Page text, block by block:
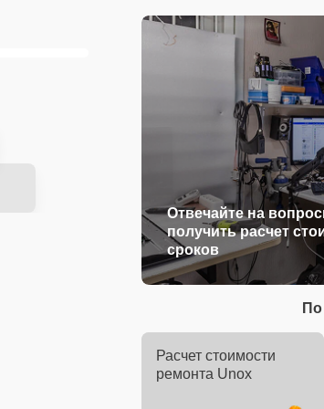
Отвечайте на
получить расчет
сроков
Расчет стоимости
ремонта Unox